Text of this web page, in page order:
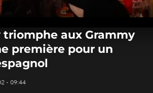
triomphe aux Grammy
première pour un
- 09:44